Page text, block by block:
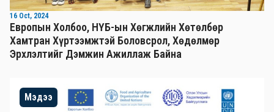
16 Oct, 2024
Европын Холбоо, НҮБ-ын Хөгжлийн Хөтөлбөр
Хамтран Хүртээмжтэй Боловсрол, Хөдөлмөр
Эрхлэлтийг Дэмжин Ажиллаж Байна
Мэдээ